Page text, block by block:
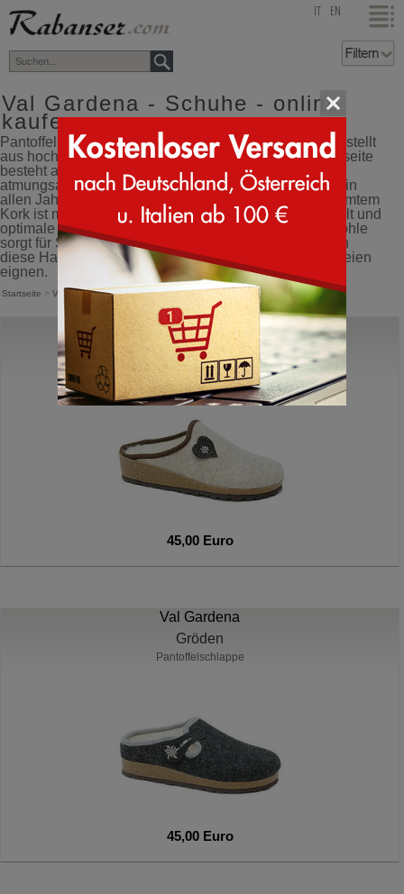
top EN
Val Gardena - Schuhe - online
kaufen
Pantoffeln und Tiroler Hausschuhe aus Südtirol, hergestellt
aus hochwertigen, natürlichen Materialien. Die Außenseite
besteht aus weichem Wollfilz, einem warmen und
atmungsaktiven Material, ideal für maximalen Komfort in
allen Jahreszeiten. Das Fußbett aus anatomisch geformtem
Kork ist mit Wolle gefüttert und sorgt für natürlichen Halt und
optimale Dämpfung beim Gehen. Die leichte Gummisohle
sorgt für Stabilität und Strapazierfähigkeit, so dass sich
diese Hausschuhe auch für kurze Spaziergänge im Freien
eignen.
Startseite > Val Gardena
Val Gardena
Braies
Tiroler Hausschuhe
45,00 Euro
Val Gardena
Gröden
Pantoffelschlappe
45,00 Euro